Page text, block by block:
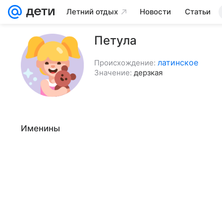
Летний отдых Новости Статьи
Петула
Происхождение: латинское
Значение: дерзкая
Именины